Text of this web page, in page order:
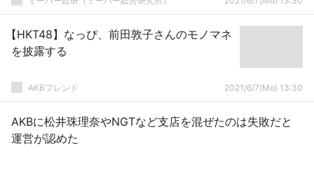
【HKT48】なっぴ、前田敦子さんのモノマネ
を披露する
AKBフレンド 2021/6/7(Mo) 13:30
AKBに松井珠理奈やNGTなど支店を混ぜたのは失敗だと
運営が認めた